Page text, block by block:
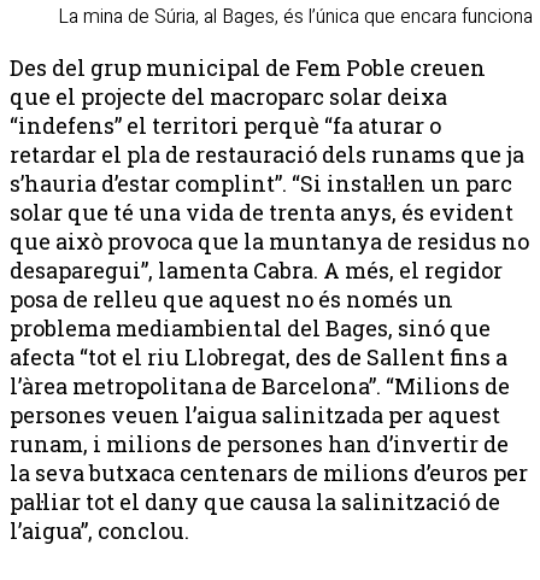
La mina de Súria, al Bages, és l’única que encara funciona
Des del grup municipal de Fem Poble creuen
que el projecte del macroparc solar deixa
“indefens” el territori perquè “fa aturar o
retardar el pla de restauració dels runams que ja
s’hauria d’estar complint”. “Si instal·len un parc
solar que té una vida de trenta anys, és evident
que això provoca que la muntanya de residus no
desaparegui”, lamenta Cabra. A més, el regidor
posa de relleu que aquest no és només un
problema mediambiental del Bages, sinó que
afecta “tot el riu Llobregat, des de Sallent fins a
l’àrea metropolitana de Barcelona”. “Milions de
persones veuen l’aigua salinitzada per aquest
runam, i milions de persones han d’invertir de
la seva butxaca centenars de milions d’euros per
pal·liar tot el dany que causa la salinització de
l’aigua”, conclou.